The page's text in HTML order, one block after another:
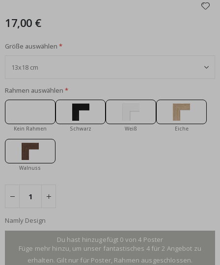
17,00 €
Größe auswählen
Rahmen auswählen
Kein Rahmen Schwarz Weiß Eiche
Walnuss
Namly Design
Du hast hinzugefügt 0 von 4 Poster
Füge mehr hinzu, um unser fantastisches 4 für 2 Angebot zu
erhalten. Gilt nur für Poster, Rahmen ausgeschlossen.